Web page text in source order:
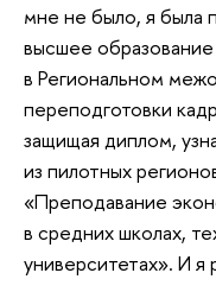
мне не было, я была
высшее
в Региональном
переподготовки
защищая диплом,
из пилотных
«Преподавание
в средних школах,
университетах». И